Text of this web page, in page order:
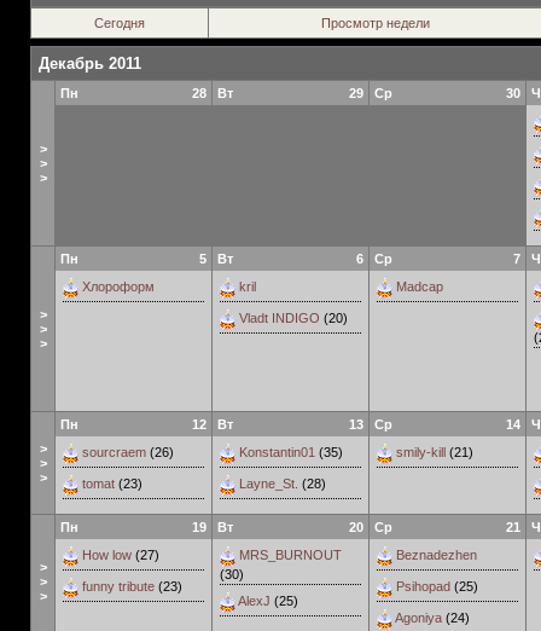
Сегодня Просмотр недели
Декабрь 2011
>
>
>
28
Пн 29
Вт 30
Ср
>
>
>
5
Пн
Хлороформ
6
Вт
kril
Vladt INDIGO (20)
7
Ср
Madcap
>
>
>
12
Пн
sourcraem (26)
tomat (23)
13
Вт
Konstantin01 (35)
Layne_St. (28)
14
Ср
smily-kill (21)
>
>
>
19
Пн
How low (27)
funny tribute (23)
20
Вт
MRS_BURNOUT
(30)
AlexJ (25)
21
Ср
Beznadezhen
Psihopad (25)
Agoniya (24)